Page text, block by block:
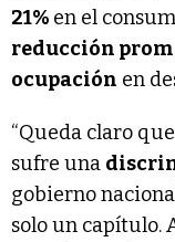
21% en el
reducción
ocupación en
“Queda claro
sufre una
gobierno
solo un capítulo.